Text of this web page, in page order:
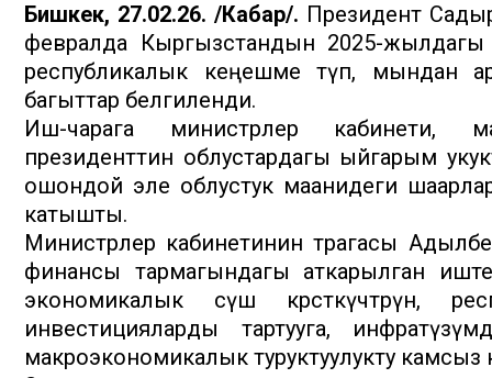
Бишкек, 27.02.26. /Кабар/. Президент
февралда Кыргызстандын 2025-жылдагы
республикалык кеңешме өтүп, мындан
багыттар белгиленди.
Иш-чарага министрлер кабинети,
президенттин облустардагы ыйгарым
ошондой эле облустук маанидеги
катышты.
Министрлер кабинетинин төрагасы
финансы тармагындагы аткарылган
экономикалык өсүш көрсөткүчтөрүнө,
инвестицияларды тартууга,
макроэкономикалык туруктуулукту